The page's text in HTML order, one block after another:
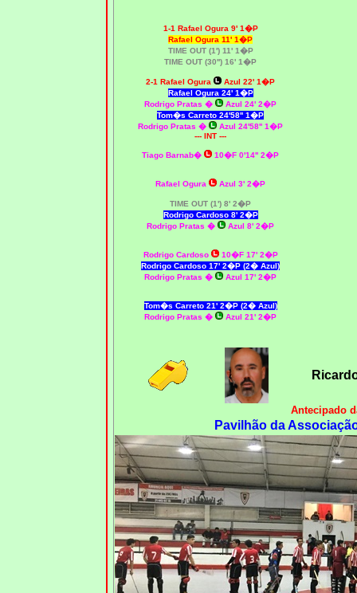
1-1 Rafael Ogura 9' 1�P
Rafael Ogura 11' 1�P
TIME OUT (1') 11' 1�P
TIME OUT (30'') 16' 1�P
2-1 Rafael Ogura
Azul 22' 1�P
Rafael Ogura 24' 1�P
Rodrigo Pratas �
Azul 24' 2�P
Tom�s Carreto 24'58'' 1�P
Rodrigo Pratas �
Azul 24'58'' 1�P
--- INT ---
Tiago Barnab� 10�F 0'14'' 2�P
Rafael Ogura Azul 3' 2�P
TIME OUT (1') 8' 2�P
Rodrigo Cardoso 8' 2�P
Rodrigo Pratas �
Azul 8' 2�P
Rodrigo Cardoso
10�F 17' 2�P
Rodrigo Cardoso 17' 2�P (2� Azul)
Rodrigo Pratas �
Azul 17' 2�P
Tom�s Carreto 21' 2�P (2� Azul)
Rodrigo Pratas �
Azul 21' 2�P
Antecipado
Pavilhão da